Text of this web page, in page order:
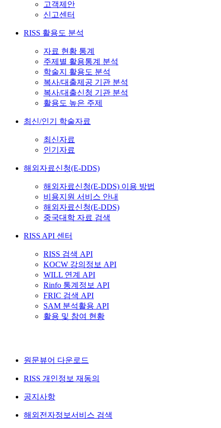
고객제안
신고센터
RISS 활용도 분석
자료 현황 통계
주제별 활용통계 분석
학술지 활용도 분석
복사/대출제공 기관 분석
복사/대출신청 기관 분석
활용도 높은 주제
최신/인기 학술자료
최신자료
인기자료
해외자료신청(E-DDS)
해외자료신청(E-DDS) 이용 방법
비용지원 서비스 안내
해외자료신청(E-DDS)
중국대학 자료 검색
RISS API 센터
RISS 검색 API
KOCW 강의정보 API
WILL 연계 API
Rinfo 통계정보 API
FRIC 검색 API
SAM 분석활용 API
활용 및 참여 현황
원문뷰어 다운로드
RISS 개인정보 재동의
공지사항
해외전자정보서비스 검색